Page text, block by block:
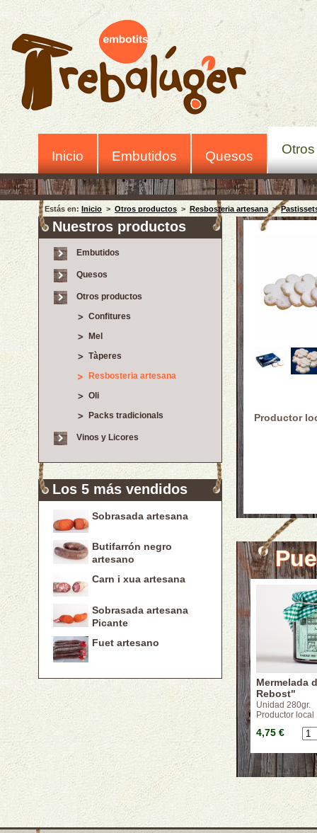
Inicio Embutidos Quesos
Estás en: Inicio > Otros productos > Resbosteria artesana >
Nuestros productos
Embutidos
Quesos
Otros productos
Confitures
Mel
Tàperes
Resbosteria artesana
Oli
Packs tradicionals
Vinos y Licores
Los 5 más vendidos
Sobrasada artesana
Butifarrón negro
artesano
Carn i xua artesana
Sobrasada artesana
Picante
Fuet artesano
Productor
Mermelada
Rebost"
Unidad 280gr.
Productor local
4,75 €